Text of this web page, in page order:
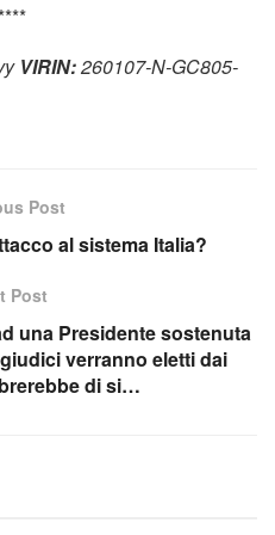
VIRIN:260107-N-GC805-
Post
al sistema Italia?
Post
una Presidente sostenuta
verranno eletti dai
di si…